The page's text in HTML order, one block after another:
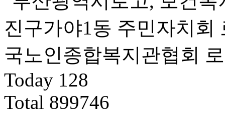
Today 128
Total 899746